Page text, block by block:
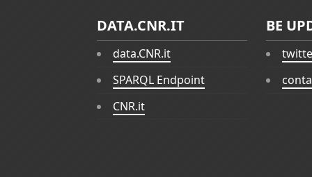
DATA.CNR.IT
data.CNR.it
SPARQL Endpoint
CNR.it
BE